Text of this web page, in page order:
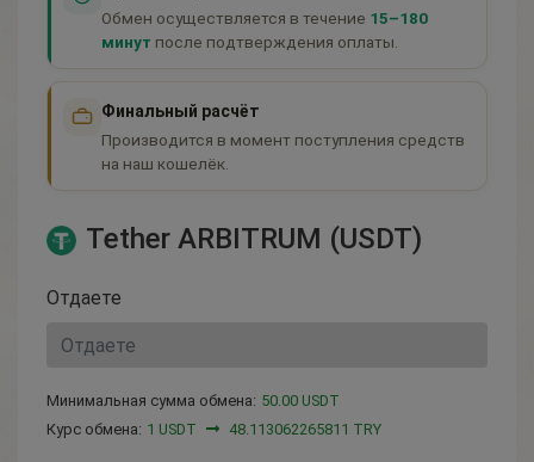
Обмен осуществляется в течение 15–180
минут после подтверждения оплаты.
Финальный расчёт
Производится в момент поступления средств
на наш кошелёк.
Tether ARBITRUM (USDT)
Отдаете
Минимальная сумма обмена: 50.00 USDT
Курс обмена: 1 USDT 48.113062265811 TRY